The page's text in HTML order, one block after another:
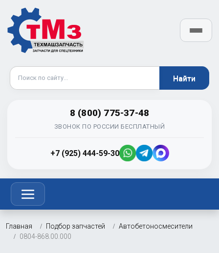
8 (800) 775-37-48
ЗВОНОК ПО РОССИИ БЕСПЛАТНЫЙ
+7 (925) 444-59-30
Главная Подбор запчастей
Автобетоносмесители
0804-868.00.000